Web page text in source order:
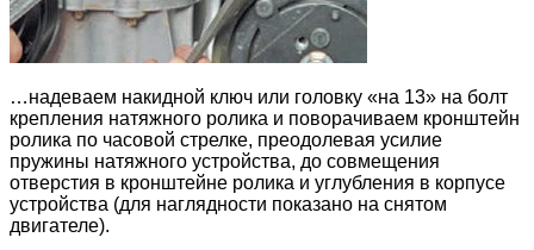
…надеваем накидной ключ или головку «на 13» на болт
крепления натяжного ролика и поворачиваем кронштейн
ролика по часовой стрелке, преодолевая усилие
пружины натяжного устройства, до совмещения
отверстия в кронштейне ролика и углубления в корпусе
устройства (для наглядности показано на снятом
двигателе).